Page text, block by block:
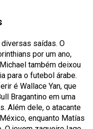
saídas. O
por um ano,
também deixou
para o futebol árabe.
é Wallace Yan, que
Bragantino em uma
Além dele, o atacante
enquanto Matías